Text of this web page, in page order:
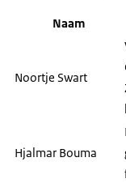
Naam
Noortje Swart
Hjalmar Bouma